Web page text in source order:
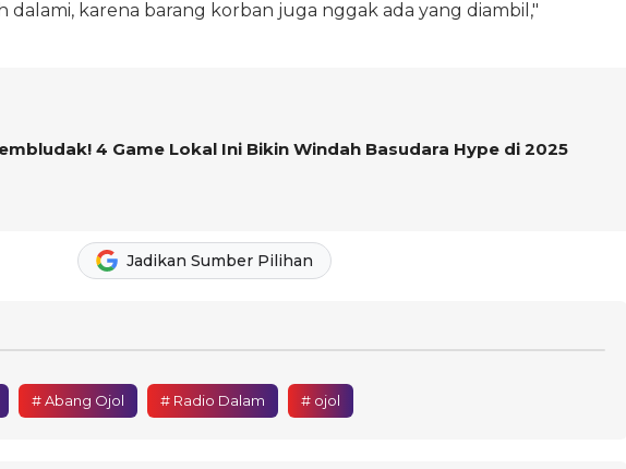
dalami, karena barang korban juga nggak ada yang diambil,"
4 Game Lokal Ini Bikin Windah Basudara Hype di 2025
Jadikan Sumber Pilihan
# Abang Ojol # Radio Dalam # ojol